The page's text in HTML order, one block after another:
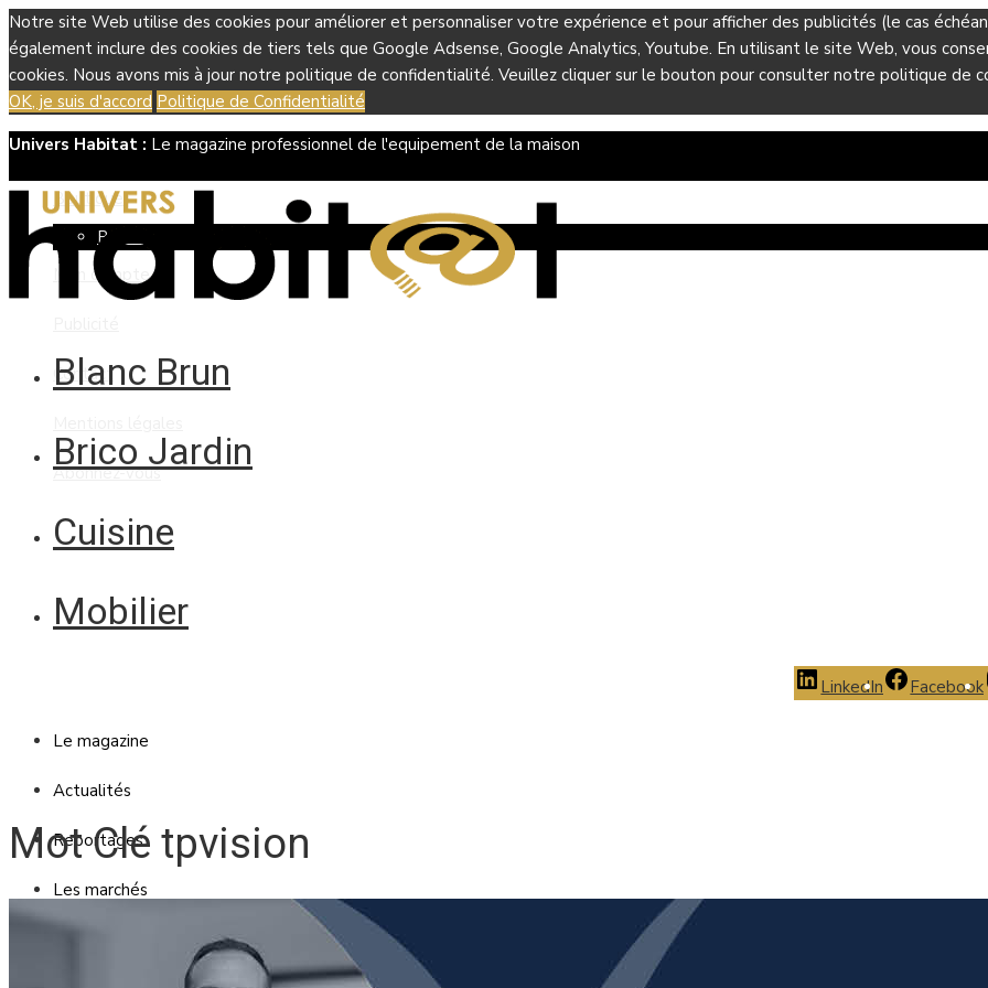
Notre site Web utilise des cookies pour améliorer et personnaliser votre expérience et pour afficher des publicités (le cas
également inclure des cookies de tiers tels que Google Adsense, Google Analytics, Youtube. En utilisant le site Web, vous
cookies. Nous avons mis à jour notre politique de confidentialité. Veuillez cliquer sur le bouton pour consulter notre politique de
OK, je suis d'accord Politique de Confidentialité
Univers Habitat : Le magazine professionnel de l'equipement de la maison
Boutique
Panier
Mon compte
Contact
Abonnez-vous
Blanc Brun
Brico Jardin
Cuisine
Mobilier
LinkedIn Facebook
Le magazine
Actualités
Reportages
Les marchés
Mot Clé tpvision